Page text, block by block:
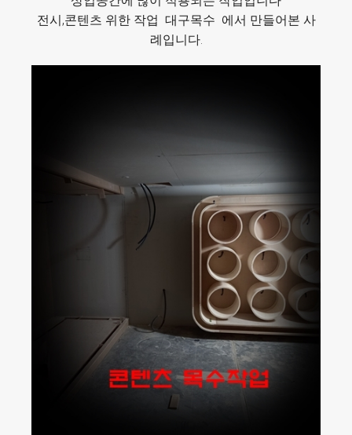
전시,콘텐츠 위한 작업 대구목수 에서 만들어본 사
례입니다.